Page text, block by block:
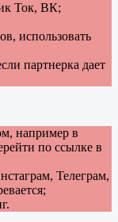
Ток, ВК;
использовать
партнерка дает
например в
по ссылке в
Телеграм,